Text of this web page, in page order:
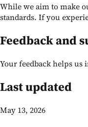
While we aim to make
standards. If you
Feedback and
Your feedback helps us
Last updated
May 13, 2026